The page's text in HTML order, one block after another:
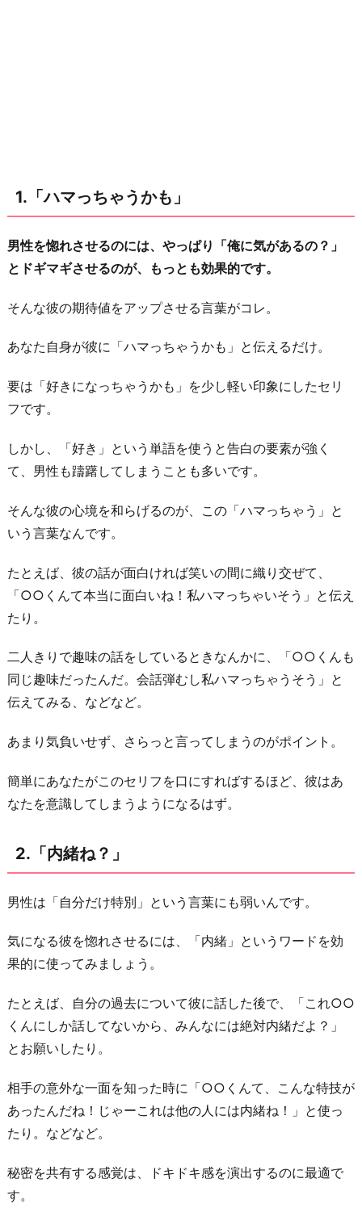
て」
「く
っ
い
て
い？」
5.
い
た
く
な
ち
ゃ
6.
「尊
敬
ゃ
う」
「大
好
き」
わ
り
1.「ハマっちゃうかも」
男性を惚れさせるのには、やっぱり「俺に気があるの？」
とドギマギさせるのが、もっとも効果的です。
そんな彼の期待値をアップさせる言葉がコレ。
あなた自身が彼に「ハマっちゃうかも」と伝えるだけ。
要は「好きになっちゃうかも」を少し軽い印象にしたセリ
フです。
しかし、「好き」という単語を使うと告白の要素が強く
て、男性も躊躇してしまうことも多いです。
そんな彼の心境を和らげるのが、この「ハマっちゃう」と
いう言葉なんです。
たとえば、彼の話が面白ければ笑いの間に織り交ぜて、
「○○くんて本当に面白いね！私ハマっちゃいそう」と伝え
たり。
二人きりで趣味の話をしているときなんかに、「○○くんも
同じ趣味だったんだ。会話弾むし私ハマっちゃうそう」と
伝えてみる、などなど。
あまり気負いせず、さらっと言ってしまうのがポイント。
簡単にあなたがこのセリフを口にすればするほど、彼はあ
なたを意識してしまうようになるはず。
2.「内緒ね？」
男性は「自分だけ特別」という言葉にも弱いんです。
気になる彼を惚れさせるには、「内緒」というワードを効
果的に使ってみましょう。
たとえば、自分の過去について彼に話した後で、「これ○○
くんにしか話してないから、みんなには絶対内緒だよ？」
とお願いしたり。
相手の意外な一面を知った時に「○○くんて、こんな特技が
あったんだね！じゃーこれは他の人には内緒ね！」と使っ
たり。などなど。
秘密を共有する感覚は、ドキドキ感を演出するのに最適で
す。